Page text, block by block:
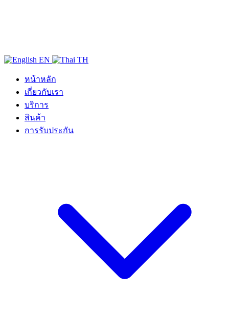
EN TH
หน้าหลัก
เกี่ยวกับเรา
บริการ
สินค้า
การรับประกัน